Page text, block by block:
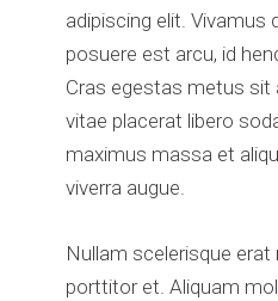
adipiscing elit. Vivamus
posuere est arcu, id
Cras egestas metus
vitae placerat libero
maximus massa et
viverra augue.
Nullam scelerisque erat
porttitor et. Aliquam